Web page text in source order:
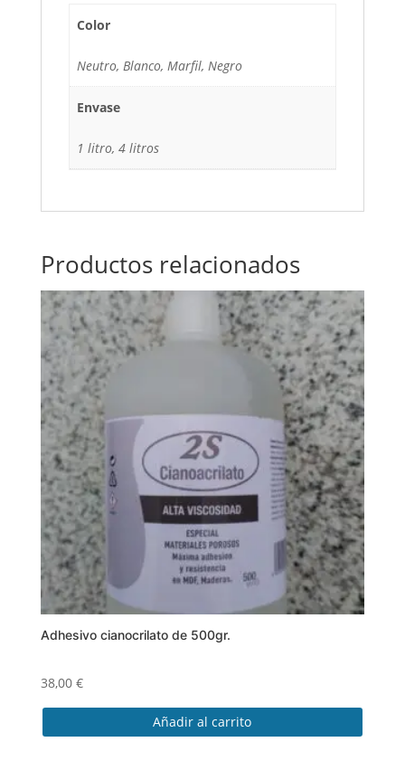
Color
Neutro, Blanco, Marfil, Negro
Envase
1 litro, 4 litros
Productos relacionados
Adhesivo cianocrilato de 500gr.
38,00 €
Añadir al carrito